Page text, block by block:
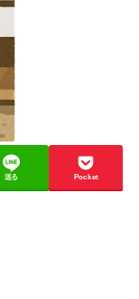
送る Pocket